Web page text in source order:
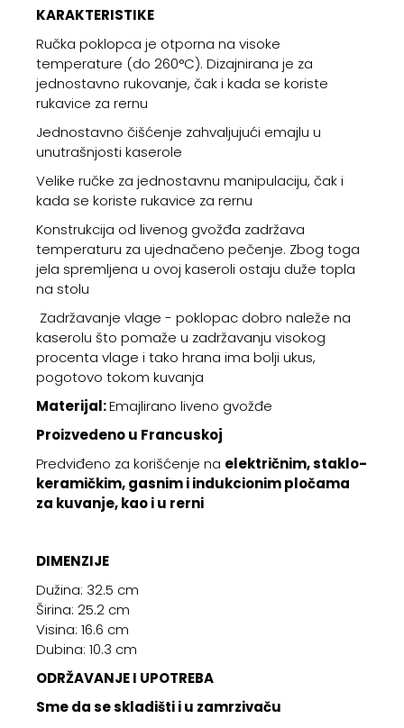
KARAKTERISTIKE
Ručka poklopca je otporna na visoke
temperature (do 260°C). Dizajnirana je za
jednostavno rukovanje, čak i kada se koriste
rukavice za rernu
Jednostavno čišćenje zahvaljujući emajlu u
unutrašnjosti kaserole
Velike ručke za jednostavnu manipulaciju, čak i
kada se koriste rukavice za rernu
Konstrukcija od livenog gvožđa zadržava
temperaturu za ujednačeno pečenje. Zbog toga
jela spremljena u ovoj kaseroli ostaju duže topla
na stolu
Zadržavanje vlage - poklopac dobro naleže na
kaserolu što pomaže u zadržavanju visokog
procenta vlage i tako hrana ima bolji ukus,
pogotovo tokom kuvanja
Materijal:Emajlirano liveno gvožđe
Proizvedeno u Francuskoj
Predviđeno za korišćenje na električnim, staklo-
keramičkim, gasnim i indukcionim pločama
za kuvanje, kao i u rerni
DIMENZIJE
Dužina: 32.5 cm
Širina: 25.2 cm
Visina: 16.6 cm
Dubina: 10.3 cm
ODRŽAVANJE I UPOTREBA
Sme da se skladišti i u zamrzivaču